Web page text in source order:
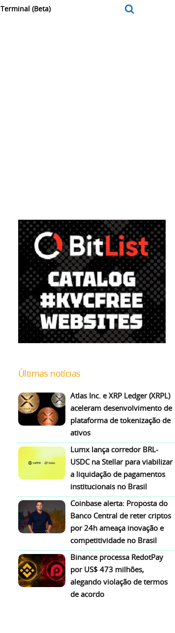
Terminal (Beta)
Últimas notícias
Atlas Inc. e XRP Ledger (XRPL)
aceleram desenvolvimento de
plataforma de tokenização de
ativos
Lumx lança corredor BRL-
USDC na Stellar para viabilizar
a liquidação de pagamentos
institucionais no Brasil
Coinbase alerta: Proposta do
Banco Central de reter criptos
por 24h ameaça inovação e
competitividade no Brasil
Binance processa RedotPay
por US$ 473 milhões,
alegando violação de termos
de acordo